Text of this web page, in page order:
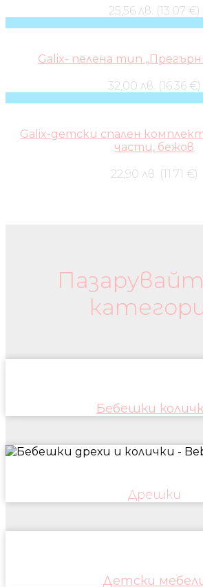
25,56 лв. (13.07 €)
Galix- пелена тип
32,00 лв. (16.36 €)
Galix-детски спален
части, бежов
22,90 лв. (11.71 €)
Бебешки
Дрешки
Детски